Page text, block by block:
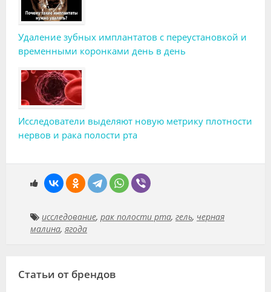
Удаление зубных имплантатов с переустановкой и
временными коронками день в день
Исследователи выделяют новую метрику плотности
нервов и рака полости рта
исследование, рак полости рта, гель, черная
малина,ягода
Статьи от брендов